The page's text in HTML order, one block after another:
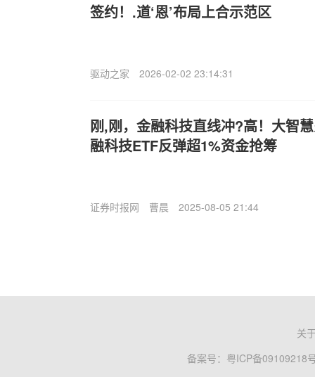
签约！.道‘恩’布局上合示范区
驱动之家 2026-02-02 23:14:31
刚,刚，金融科技直线冲?高！大智
融科技ETF反弹超1%资金抢筹
证券时报网 曹晨 2025-08-05 21:44
关
备案号： 粤ICP备09109218